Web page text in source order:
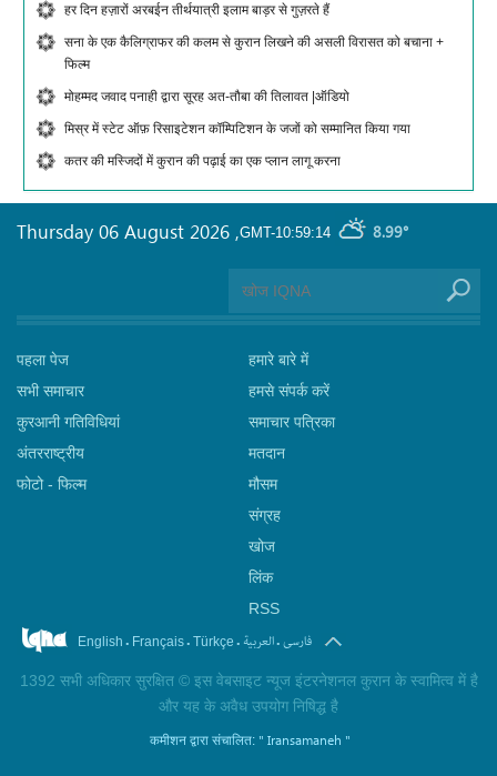
हर दिन हज़ारों अरबईन तीर्थयात्री इलाम बाड़र से गुज़रते हैं
सना के एक कैलिग्राफर की कलम से कुरान लिखने की असली विरासत को बचाना +
फिल्म
मोहम्मद जवाद पनाही द्वारा सूरह अत-तौबा की तिलावत |ऑडियो
मिस्र में स्टेट ऑफ़ रिसाइटेशन कॉम्पिटिशन के जजों को सम्मानित किया गया
कतर की मस्जिदों में कुरान की पढ़ाई का एक प्लान लागू करना
GMT-10:59:14 8.99°
Thursday 06 August 2026 ,
पहला पेज
सभी समाचार
कुरआनी गतिविधियां
अंतरराष्ट्रीय
फोटो - फिल्म
हमारे बारे में
हमसे संपर्क करें
समाचार पत्रिका
मतदान
मौसम
संग्रह
खोज
लिंक
RSS
English . Français. Türkçe . العربیة.فارسی
1392 सभी अधिकार सुरक्षित © इस वेबसाइट न्यूज इंटरनेशनल कुरान के स्वामित्व में है
और यह के अवैध उपयोग निषिद्ध है
कमीशन द्वारा संचालित: " Iransamaneh "